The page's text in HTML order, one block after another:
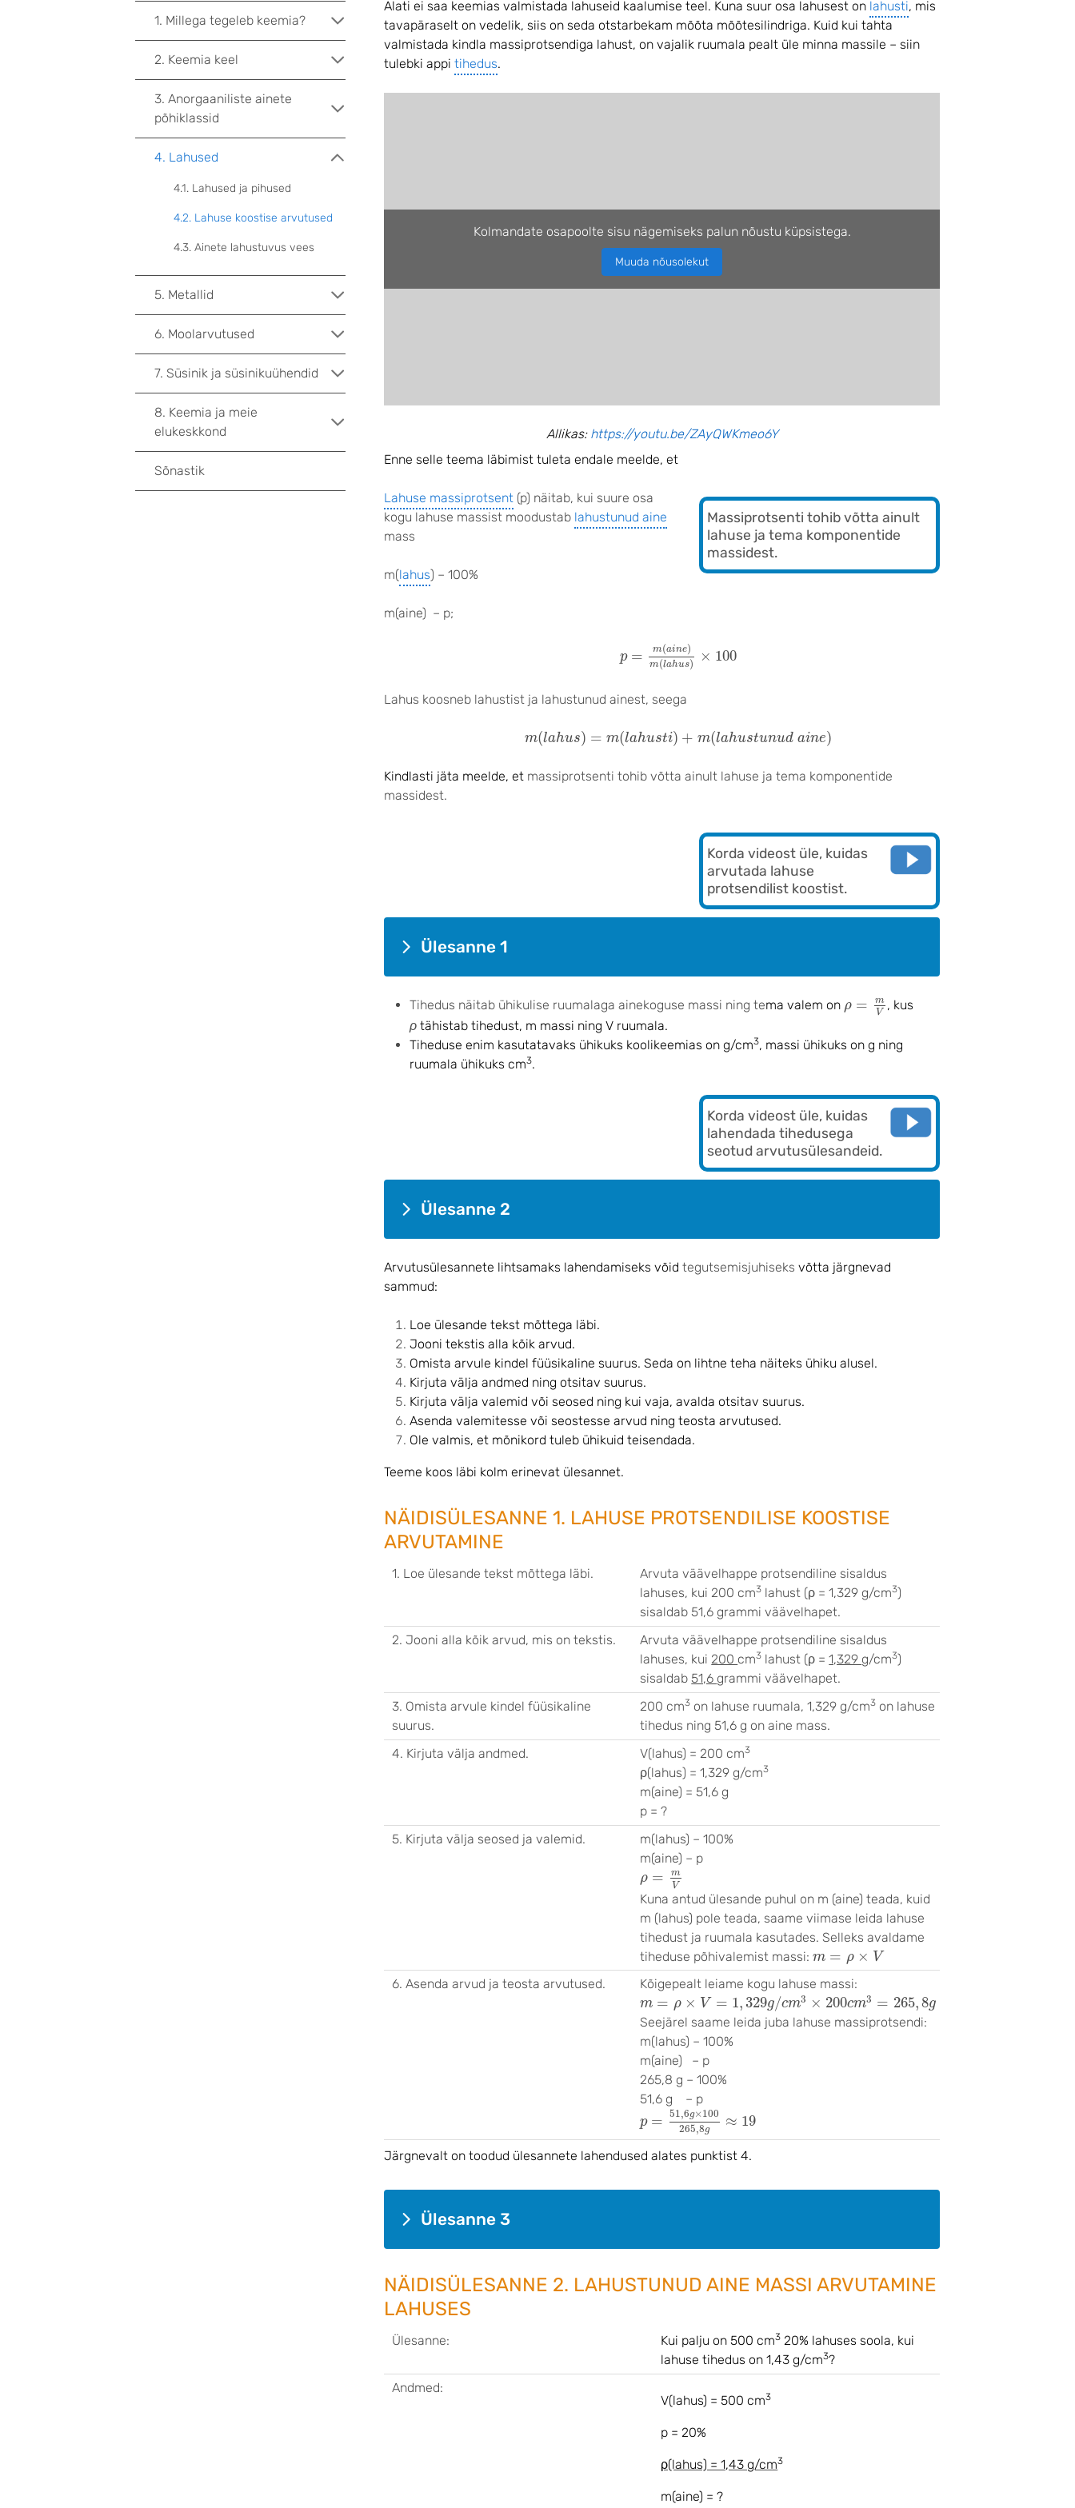
Alati ei saa keemias valmistada lahuseid kaalumise teel. Kuna suur osa lahusest on lahusti, mis
tavapäraselt on vedelik, siis on seda otstarbekam mõõta mõõtesilindriga. Kuid kui tahta
valmistada kindla massiprotsendiga lahust, on vajalik ruumala pealt üle minna massile – siin
tulebki appitihedus.
Kolmandate osapoolte sisu nägemiseks palun nõustu küpsistega.
Muuda nõusolekut
Allikas: https://youtu.be/ZAyQWKmeo6Y
Enne selle teema läbimist tuleta endale meelde, et
Massiprotsenti tohib võtta ainult
lahuse ja tema komponentide
massidest.
Lahuse massiprotsent (p) näitab, kui suure osa
kogu lahuse massist moodustab lahustunud aine
mass
m(lahus) – 100%
m(aine) – p;
p = m(aine)
m(lahus) × 100
(aine)m
Lahus koosneb lahustist ja lahustunud ainest, seega
m(lahus) = m(lahusti) + m(lahustunud aine)
(la h )= ah us +m ( hu t u n
Kindlasti jäta meelde, et massiprotsenti tohib võtta ainult lahuse ja tema komponentide
massidest.
Korda videost üle, kuidas
arvutada lahuse
protsendilist koostist.
Ülesanne 1
Tihedus näitab ühikulise ruumalaga ainekoguse massi ning tema valem on ρ =
m
V
ρ V , kus
ρtähistab tihedust, m massi ning V ruumala.
Tiheduse enim kasutatavaks ühikuks koolikeemias on g/cm3, massi ühikuks on g ning
ruumala ühikuks cm3.
Korda videost üle, kuidas
lahendada tihedusega
seotud arvutusülesandeid.
Ülesanne 2
Arvutusülesannete lihtsamaks lahendamiseks võidtegutsemisjuhiseks võtta järgnevad
sammud:
Loe ülesande tekst mõttega läbi.
Jooni tekstis alla kõik arvud.
Omista arvule kindel füüsikaline suurus. Seda on lihtne teha näiteks ühiku alusel.
Kirjuta välja andmed ning otsitav suurus.
Kirjuta välja valemid või seosed ning kui vaja, avalda otsitav suurus.
Asenda valemitesse või seostesse arvud ning teosta arvutused.
Ole valmis, et mõnikord tuleb ühikuid teisendada.
Teeme koos läbi kolm erinevat ülesannet.
NÄIDISÜLESANNE 1. LAHUSE PROTSENDILISE KOOSTISE
ARVUTAMINE
1. Loe ülesande tekst mõttega läbi.
Arvuta väävelhappe protsendiline sisaldus
lahuses, kui 200 cm3 lahust (ρ = 1,329 g/cm3)
sisaldab 51,6 grammi väävelhapet.
2. Jooni alla kõik arvud, mis on tekstis.
Arvuta väävelhappe protsendiline sisaldus
lahuses, kui 200 cm3 lahust (ρ =1,329 g/cm3)
sisaldab51,6 grammi väävelhapet.
3. Omista arvule kindel füüsikaline
suurus.
200 cm3 on lahuse ruumala, 1,329 g/cm3 on lahuse
tihedus ning 51,6 g on aine mass.
4. Kirjuta välja andmed.
V(lahus) = 200 cm3
ρ(lahus) = 1,329 g/cm3
m(aine) = 51,6 g
p = ?
5. Kirjuta välja seosed ja valemid.
m(lahus) – 100%
m(aine) – p
ρ =
m
V
ρ = V
Kuna antud ülesande puhul on m (aine) teada, kuid
m (lahus) pole teada, saame viimase leida lahuse
tihedust ja ruumala kasutades. Selleks avaldame
tiheduse põhivalemist massi:m = ρ × V
m ×V
6. Asenda arvud ja teosta arvutused. Kõigepealt leiame kogu lahuse massi:
m = ρ × V = 1, 329g/cm3 × 200cm3 = 265,8g
=ρ × V= 1,329g /cm3× 200 m3= 265 8g
Seejärel saame leida juba lahuse massiprotsendi:
m(lahus) – 100%
m(aine) – p
265,8 g – 100%
51,6 g – p
p = 51,6g×100
265,8g ≈ 19
p = 51,6g×100
Järgnevalt on toodud ülesannete lahendused alates punktist 4.
Ülesanne 3
NÄIDISÜLESANNE 2. LAHUSTUNUD AINE MASSI ARVUTAMINE
LAHUSES
Ülesanne: Kui palju on 500 cm3 20% lahuses soola, kui
lahuse tihedus on 1,43 g/cm3?
Andmed:
V(lahus) = 500 cm3
p = 20%
ρ(lahus) = 1,43 g/cm3
m(aine) = ?
1. Millega tegeleb keemia?
2. Keemia keel
3. Anorgaaniliste ainete
põhiklassid
4. Lahused
4.1. Lahused ja pihused
4.2. Lahuse koostise arvutused
4.3. Ainete lahustuvus vees
5. Metallid
6. Moolarvutused
7. Süsinik ja süsinikuühendid
8. Keemia ja meie
elukeskkond
Sõnastik